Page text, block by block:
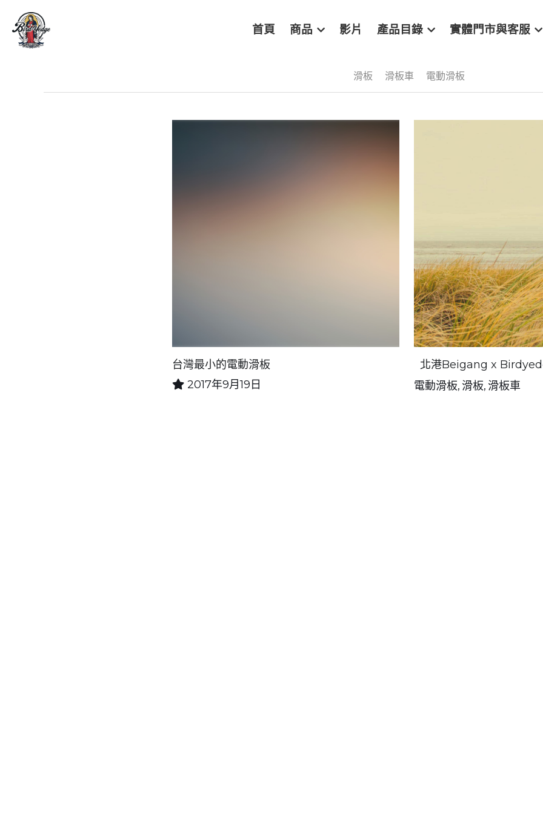
首頁 商品 影片 產品目錄 實體門市與客服
滑板 滑板車 電動滑板
台灣最小的電動滑板
2017年9月19日
北港Beigang x
電動滑板, 滑板, 滑板車